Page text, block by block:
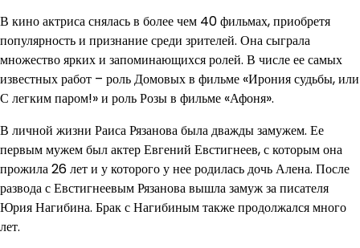
В кино актриса снялась в более чем 40 фильмах, приобретя
популярность и признание среди зрителей. Она сыграла
множество ярких и запоминающихся ролей. В числе ее самых
известных работ – роль Домовых в фильме «Ирония судьбы, или
С легким паром!» и роль Розы в фильме «Афоня».
В личной жизни Раиса Рязанова была дважды замужем. Ее
первым мужем был актер Евгений Евстигнеев, с которым она
прожила 26 лет и у которого у нее родилась дочь Алена. После
развода с Евстигнеевым Рязанова вышла замуж за писателя
Юрия Нагибина. Брак с Нагибиным также продолжался много
лет.